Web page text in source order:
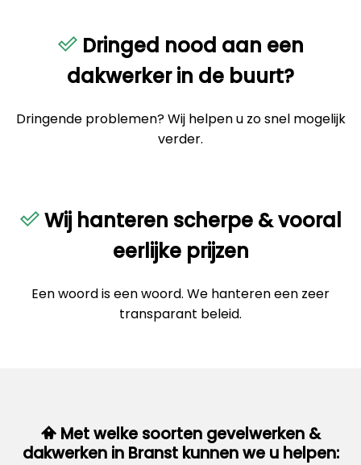
Dringed nood aan een
dakwerker in de buurt?
Dringende problemen? Wij helpen u zo snel mogelijk
verder.
Wij hanteren scherpe & vooral
eerlijke prijzen
Een woord is een woord. We hanteren een zeer
transparant beleid.
Met welke soorten gevelwerken &
dakwerken in Branst kunnen we u helpen: